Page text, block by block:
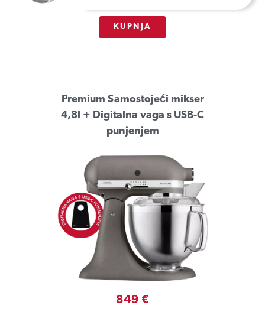
KUPNJA
Premium Samostojeći mikser
4,8l + Digitalna vaga s USB-C
punjenjem
849 €